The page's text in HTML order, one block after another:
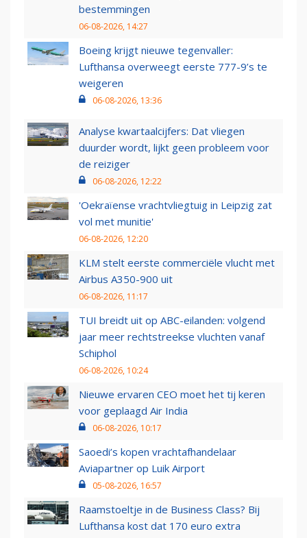
bestemmingen
06-08-2026, 14:27
Boeing krijgt nieuwe tegenvaller:
Lufthansa overweegt eerste 777-9’s te
weigeren
06-08-2026, 13:36
Analyse kwartaalcijfers: Dat vliegen
duurder wordt, lijkt geen probleem voor
de reiziger
06-08-2026, 12:22
'Oekraïense vrachtvliegtuig in Leipzig zat
vol met munitie'
06-08-2026, 12:20
KLM stelt eerste commerciële vlucht met
Airbus A350-900 uit
06-08-2026, 11:17
TUI breidt uit op ABC-eilanden: volgend
jaar meer rechtstreekse vluchten vanaf
Schiphol
06-08-2026, 10:24
Nieuwe ervaren CEO moet het tij keren
voor geplaagd Air India
06-08-2026, 10:17
Saoedi’s kopen vrachtafhandelaar
Aviapartner op Luik Airport
05-08-2026, 16:57
Raamstoeltje in de Business Class? Bij
Lufthansa kost dat 170 euro extra